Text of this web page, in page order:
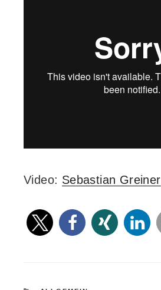
Video: Sebastian Greiner